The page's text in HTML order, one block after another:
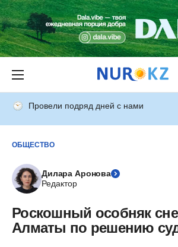
Провели подряд дней с нами
ОБЩЕСТВО
Дилара Аронова
Редактор
Роскошный особняк
Алматы по решению